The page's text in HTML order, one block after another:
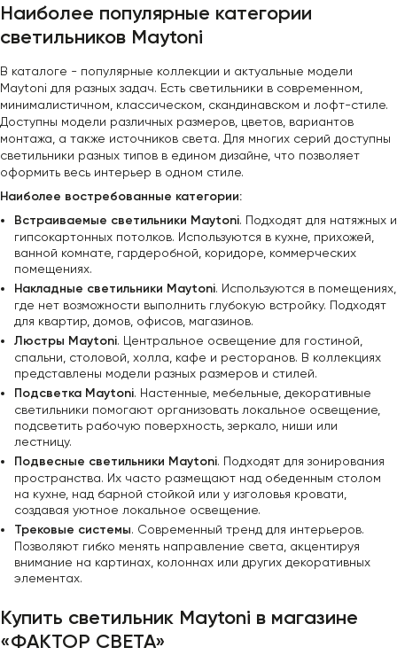
Наиболее популярные категории
светильников Maytoni
В каталоге - популярные коллекции и актуальные модели
Maytoni для разных задач. Есть светильники в современном,
минималистичном, классическом, скандинавском и лофт-стиле.
Доступны модели различных размеров, цветов, вариантов
монтажа, а также источников света. Для многих серий доступны
светильники разных типов в едином дизайне, что позволяет
оформить весь интерьер в одном стиле.
Наиболее востребованные категории:
Встраиваемые светильники Maytoni. Подходят для натяжных и
гипсокартонных потолков. Используются в кухне, прихожей,
ванной комнате, гардеробной, коридоре, коммерческих
помещениях.
Накладные светильники Maytoni. Используются в помещениях,
где нет возможности выполнить глубокую встройку. Подходят
для квартир, домов, офисов, магазинов.
Люстры Maytoni. Центральное освещение для гостиной,
спальни, столовой, холла, кафе и ресторанов. В коллекциях
представлены модели разных размеров и стилей.
Подсветка Maytoni. Настенные, мебельные, декоративные
светильники помогают организовать локальное освещение,
подсветить рабочую поверхность, зеркало, ниши или
лестницу.
Подвесные светильники Maytoni. Подходят для зонирования
пространства. Их часто размещают над обеденным столом
на кухне, над барной стойкой или у изголовья кровати,
создавая уютное локальное освещение.
Трековые системы. Современный тренд для интерьеров.
Позволяют гибко менять направление света, акцентируя
внимание на картинах, колоннах или других декоративных
элементах.
Купить светильник Maytoni в магазине
«ФАКТОР СВЕТА»